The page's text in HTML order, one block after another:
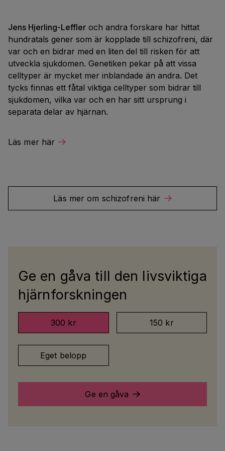
Jens Hjerling-Leffler och andra forskare har hittat
hundratals gener som är kopplade till schizofreni, där
var och en bidrar med en liten del till risken för att
utveckla sjukdomen. Genetiken pekar på att vissa
celltyper är mycket mer inblandade än andra. Det
tycks finnas ett fåtal viktiga celltyper som bidrar till
sjukdomen, vilka var och en har sitt ursprung i
separata delar av hjärnan.
Läs mer här
Läs mer om schizofreni här
Ge en gåva till den livsviktiga
hjärnforskningen
300 kr 150 kr
Eget belopp
Ge en gåva